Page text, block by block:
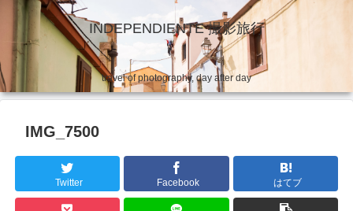
INDEPENDIENTE 撮影旅行
travel of photography, day after day
IMG_7500
Twitter Facebook はてブ